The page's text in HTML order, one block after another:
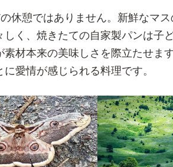
休憩ではありません。新鮮なマス
く、焼きたての自家製パンは子
材本来の美味しさを際立たせま
愛情が感じられる料理です。